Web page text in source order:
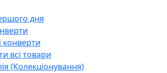
дня
конверти
всі товари
(Колекціонування)